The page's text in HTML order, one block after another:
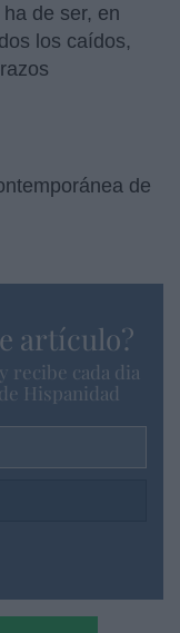
de ser, en
los caídos,
de
artículo?
recibe cada dia
Hispanidad